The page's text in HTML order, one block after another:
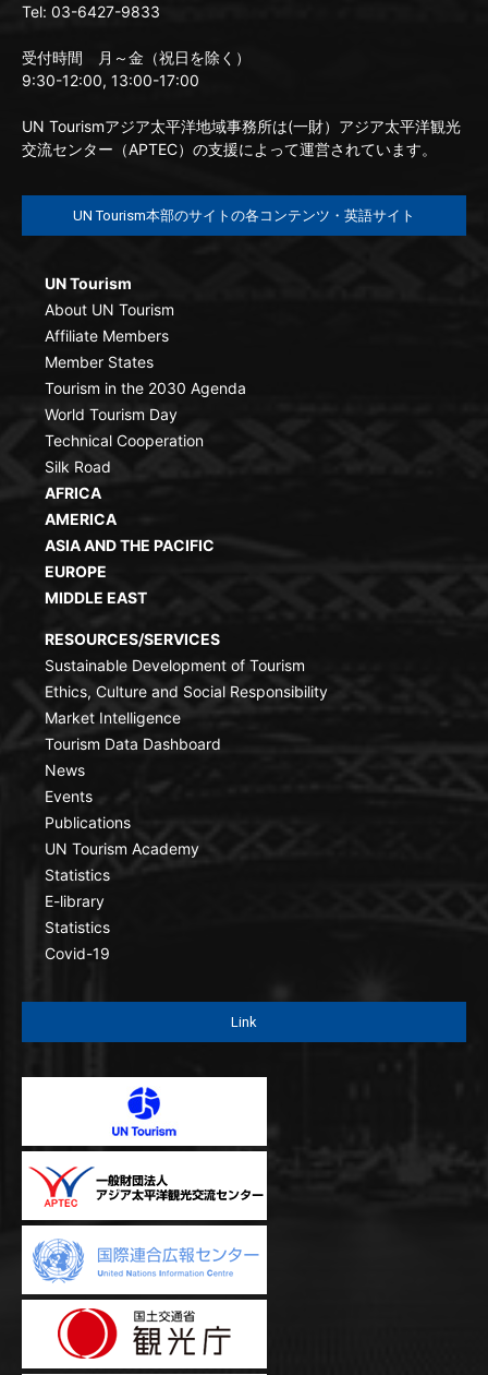
Tel: 03-6427-9833
受付時間 月～金（祝日を除く）
9:30-12:00, 13:00-17:00
UN Tourismアジア太平洋地域事務所は(一財）アジア太平洋観光
交流センター（APTEC）の支援によって運営されています。
UN Tourism本部のサイトの各コンテンツ・英語サイト
UN Tourism
About UN Tourism
Affiliate Members
Member States
Tourism in the 2030 Agenda
World Tourism Day
Technical Cooperation
Silk Road
AFRICA
AMERICA
ASIA AND THE PACIFIC
EUROPE
MIDDLE EAST
RESOURCES/SERVICES
Sustainable Development of Tourism
Ethics, Culture and Social Responsibility
Market Intelligence
Tourism Data Dashboard
News
Events
Publications
UN Tourism Academy
Statistics
E-library
Statistics
Covid-19
Link